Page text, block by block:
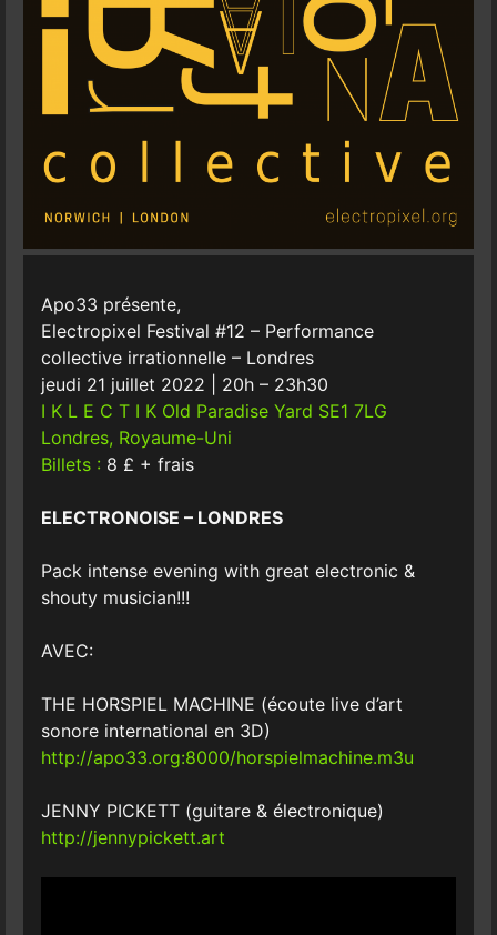
Apo33 présente,
Electropixel Festival #12 – Performance
collective irrationnelle – Londres
jeudi 21 juillet 2022 | 20h – 23h30
I K L E C T I K Old Paradise Yard SE1 7LG
Londres, Royaume-Uni
Billets : 8 £ + frais
ELECTRONOISE – LONDRES
Pack intense evening with great electronic &
shouty musician!!!
AVEC:
THE HORSPIEL MACHINE (écoute live d’art
sonore international en 3D)
http://apo33.org:8000/horspielmachine.m3u
JENNY PICKETT (guitare & électronique)
http://jennypickett.art